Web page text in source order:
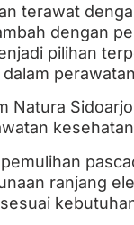
terawat
dengan
pilihan
Natura
ranjang